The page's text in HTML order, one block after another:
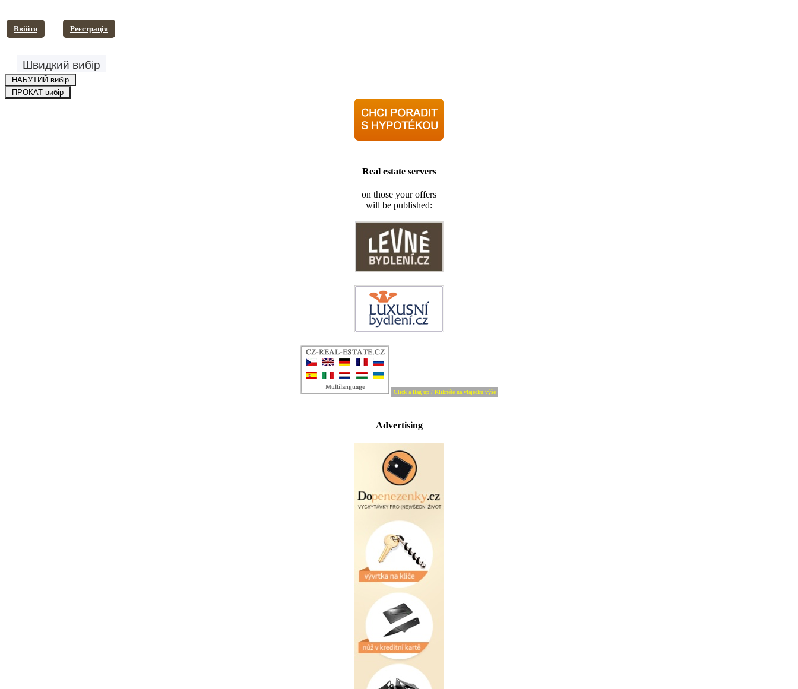
Ввійти Pеєстрація
Real estate servers
on those your offers
will be published:
Click a flag up / Klikněte na vlaječku výše
Advertising